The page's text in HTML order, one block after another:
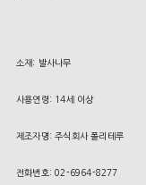
소재: 발사나무
사용연령: 14세 이상
제조자명: 주식회사 폴리테루
전화번호: 02-6964-8277